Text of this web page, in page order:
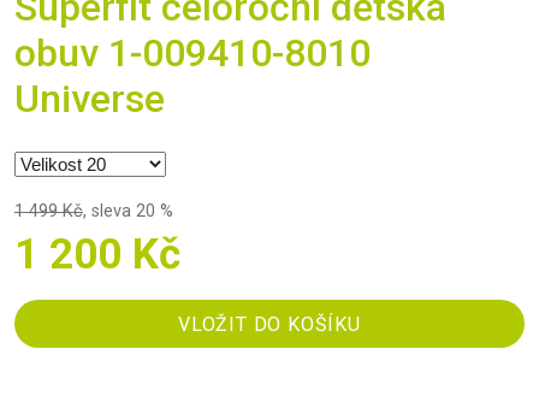
obuv 1-009410-8010
Universe
1 499 Kč, sleva 20 %
1 200 Kč